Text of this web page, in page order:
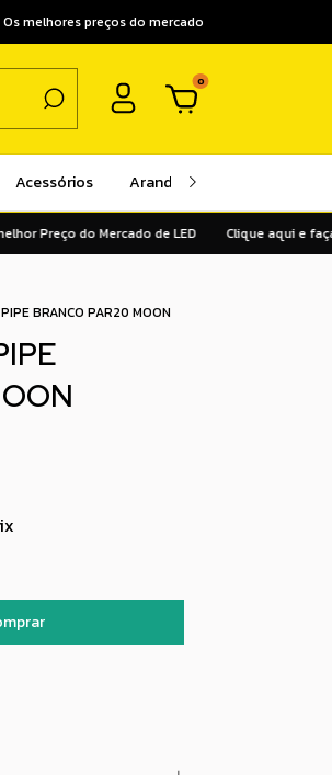
Os melhores preços do mercado
0
Acessórios Arandelas
do Mercado de LED Clique aqui e faça o
BRANCO PAR20 MOON